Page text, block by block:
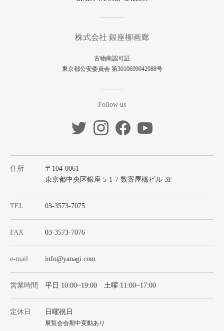
株式会社 銀座柳画廊
古物商認可証
東京都公安委員会 第3010699042088号
Follow us
住所
〒104-0061
東京都中央区銀座 5-1-7 数寄屋橋ビル 3F
TEL 03-3573-7075
FAX 03-3573-7076
e-mail info@yanagi.com
営業時間 平日 10:00~19:00 土曜 11:00~17:00
定休日 日曜祝日
展覧会会期中変動あり